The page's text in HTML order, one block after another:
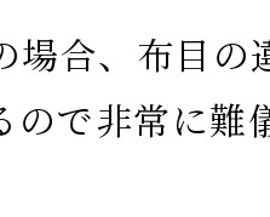
場合、布目の
ので非常に難